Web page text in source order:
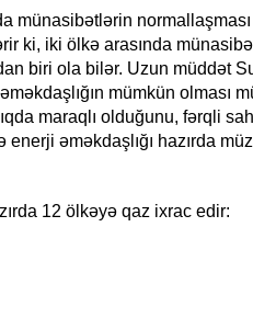
münasibətlərin
ki, iki ölkə arasında
biri ola bilər. Uzun müddət
mümkün olması
maraqlı olduğunu, fərqli
enerji əməkdaşlığı hazırda
12 ölkəyə qaz ixrac edir: